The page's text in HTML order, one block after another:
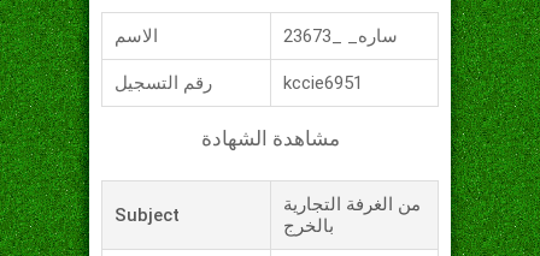
الاسم ساره_ _23673
رقم التسجيل kccie6951
مشاهدة الشهادة
Subject
من الغرفة التجارية
بالخرج